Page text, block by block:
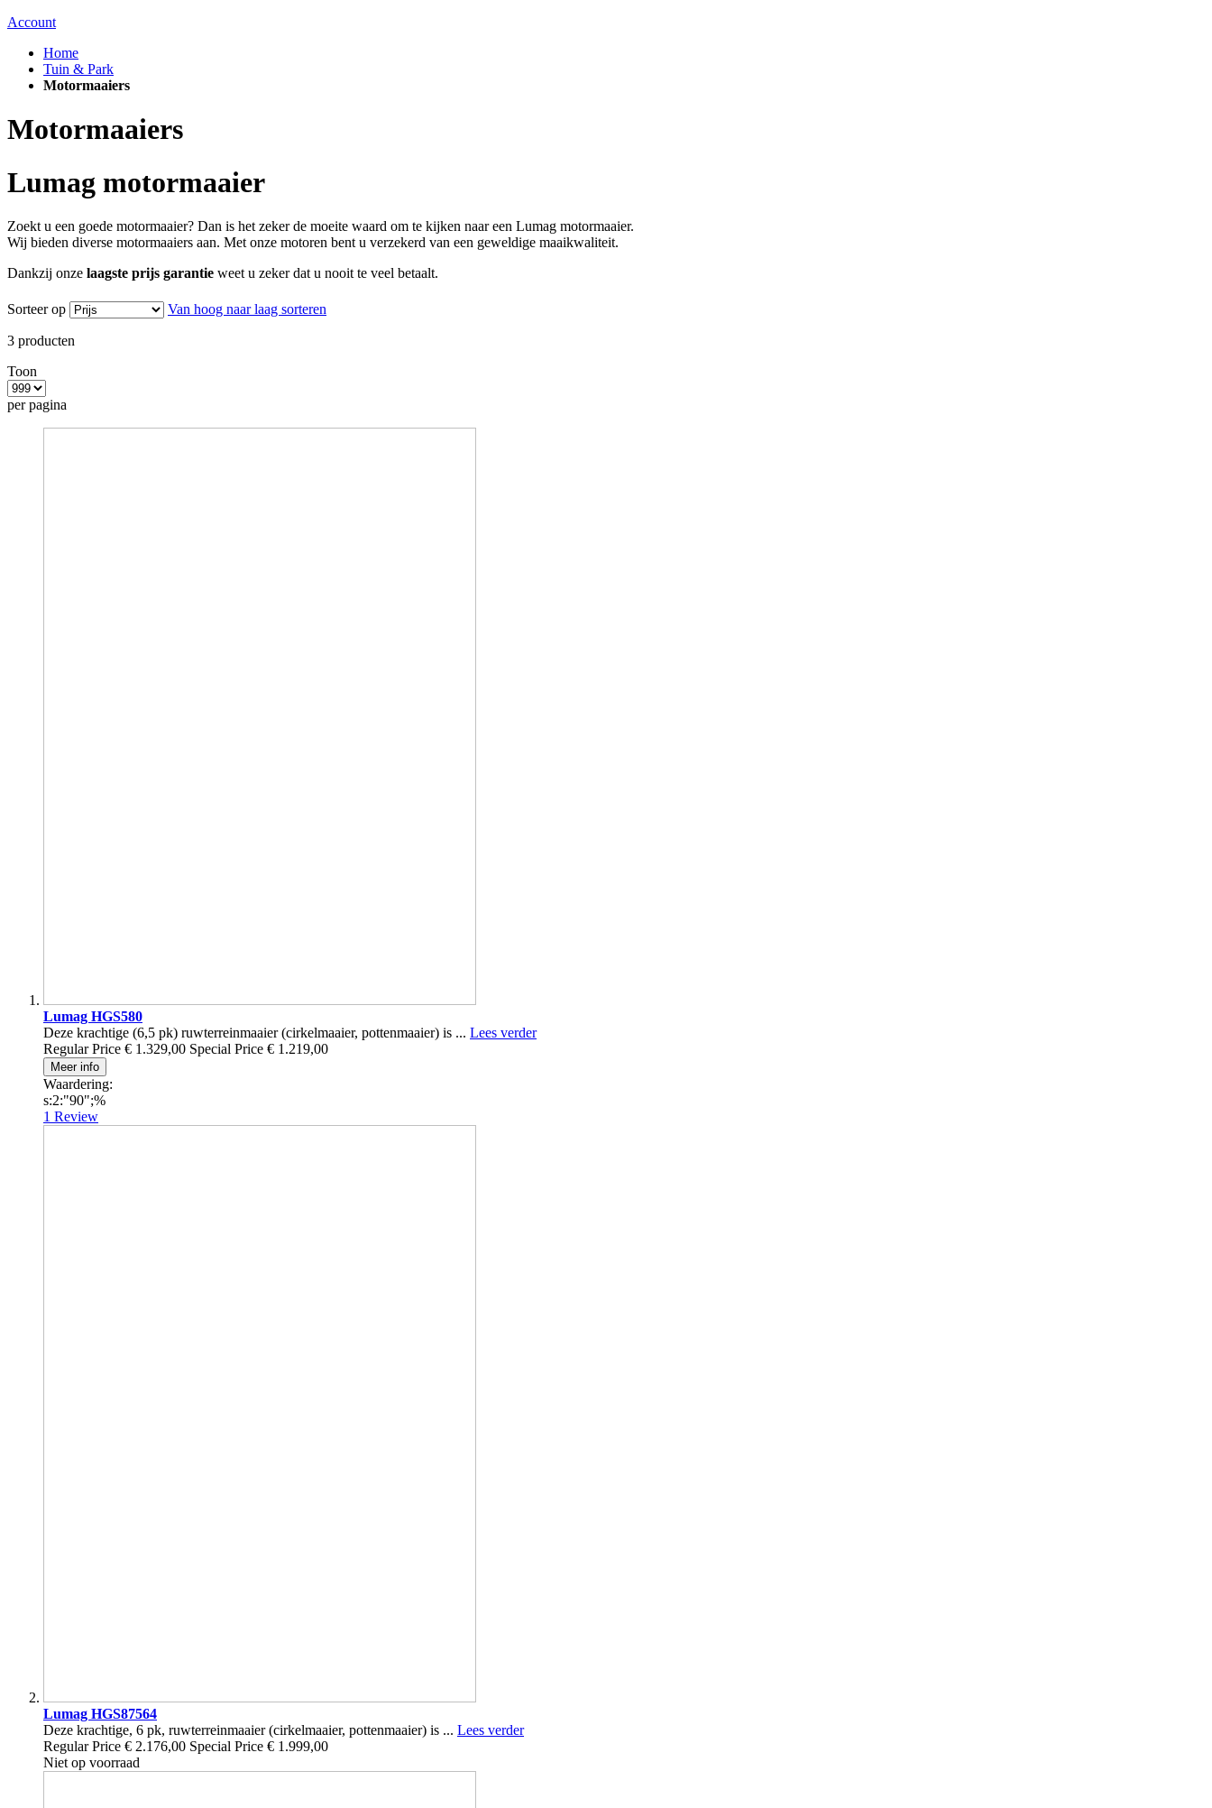
Account
Home
Tuin & Park
Motormaaiers
Motormaaiers
Lumag motormaaier
Zoekt u een goede motormaaier? Dan is het zeker de moeite waard om te kijken naar een Lumag motormaaier.
Wij bieden diverse motormaaiers aan. Met onze motoren bent u verzekerd van een geweldige maaikwaliteit.
Dankzij onze laagste prijs garantie weet u zeker dat u nooit te veel betaalt.
Sorteer op Van hoog naar laag sorteren
3 producten
Toon
per pagina
Lumag HGS580
Deze krachtige (6,5 pk) ruwterreinmaaier (cirkelmaaier, pottenmaaier) is ... Lees verder
Regular Price € 1.329,00 Special Price € 1.219,00
Meer info
Waardering:
s:2:"90";%
1 Review
Lumag HGS87564
Deze krachtige, 6 pk, ruwterreinmaaier (cirkelmaaier, pottenmaaier) is ... Lees verder
Regular Price € 2.176,00 Special Price € 1.999,00
Niet op voorraad